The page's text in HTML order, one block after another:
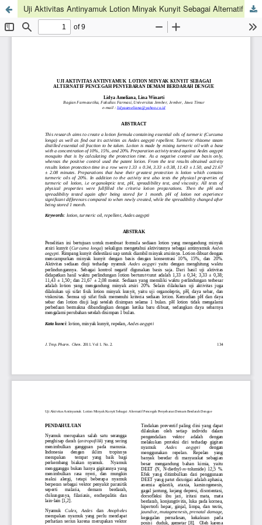
Uji Aktivitas Antinyamuk Lotion Minyak Kunyit Sebagai Alternatif Pencegah Penyebaran Demam Berdarah Dengue